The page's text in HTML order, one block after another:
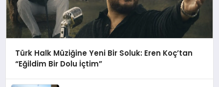
Türk Halk Müziğine Yeni Bir Soluk: Eren Koç’tan
“Eğildim Bir Dolu İçtim”